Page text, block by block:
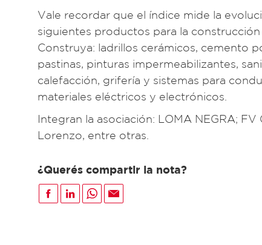
Vale recordar que el índice mide la
siguientes productos para la
Construya: ladrillos cerámicos, cemento
pastinas, pinturas impermeabilizantes,
calefacción, grifería y sistemas para
materiales eléctricos y electrónicos.
Integran la asociación: LOMA NEGRA;
Lorenzo, entre otras.
¿Querés compartir la nota?